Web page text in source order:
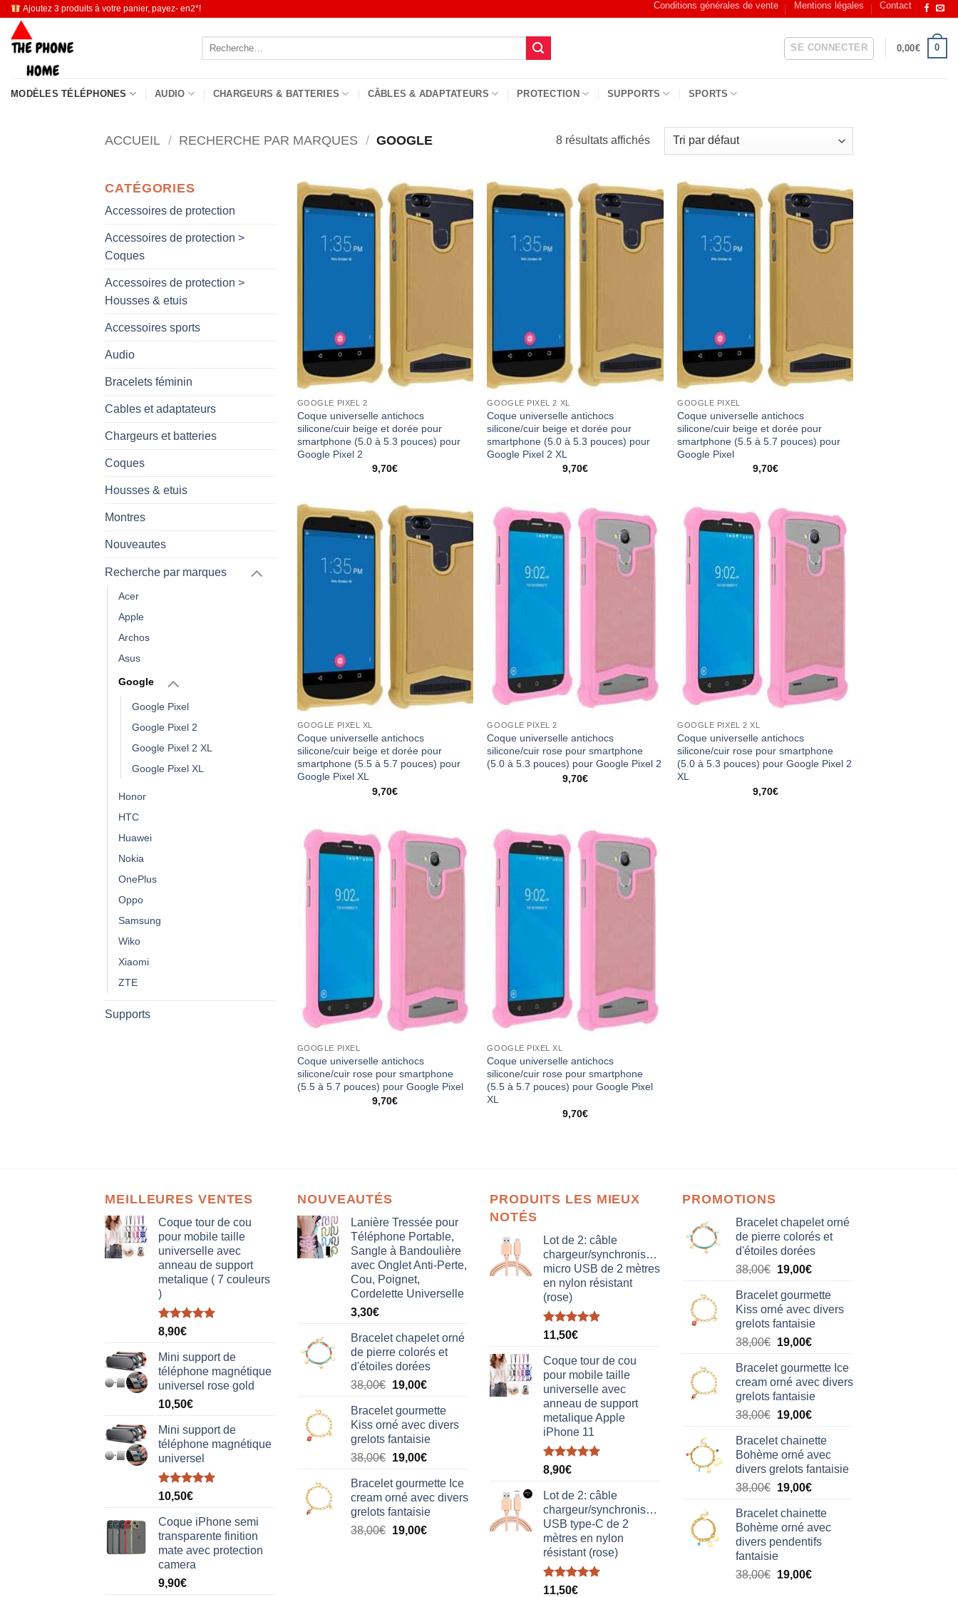
Passer
contenu
Ajoutez 3 produits à votre panier, payez- en2*! Conditions générales de vente Mentions légales Contact
Recherche
SE CONNECTER 0,00€ 0
MODÈLES TÉLÉPHONES AUDIO CHARGEURS & BATTERIES CÂBLES & ADAPTATEURS PROTECTION SUPPORTS SPORTS
ACCUEIL / RECHERCHE PAR MARQUES / GOOGLE 8 résultats affichés
CATÉGORIES
Accessoires de protection
Accessoires de protection >
Coques
Accessoires de protection >
Housses & etuis
Accessoires sports
Audio
Bracelets féminin
Cables et adaptateurs
Chargeurs et batteries
Coques
Housses & etuis
Montres
Nouveautes
Recherche par marques
Acer
Apple
Archos
Asus
Google
Google Pixel
Google Pixel 2
Google Pixel 2 XL
Google Pixel XL
Honor
HTC
Huawei
Nokia
OnePlus
Oppo
Samsung
Wiko
Xiaomi
ZTE
Supports
GOOGLE PIXEL 2
Coque universelle antichocs
silicone/cuir beige et dorée pour
smartphone (5.0 à 5.3 pouces) pour
Google Pixel 2
9,70€
GOOGLE PIXEL 2 XL
Coque universelle antichocs
silicone/cuir beige et dorée pour
smartphone (5.0 à 5.3 pouces) pour
Google Pixel 2 XL
9,70€
GOOGLE PIXEL
Coque universelle antichocs
silicone/cuir beige et dorée pour
smartphone (5.5 à 5.7 pouces) pour
Google Pixel
9,70€
GOOGLE PIXEL XL
Coque universelle antichocs
silicone/cuir beige et dorée pour
smartphone (5.5 à 5.7 pouces) pour
Google Pixel XL
9,70€
GOOGLE PIXEL 2
Coque universelle antichocs
silicone/cuir rose pour smartphone
(5.0 à 5.3 pouces) pour Google Pixel 2
9,70€
GOOGLE PIXEL 2 XL
Coque universelle antichocs
silicone/cuir rose pour smartphone
(5.0 à 5.3 pouces) pour Google Pixel 2
XL
9,70€
GOOGLE PIXEL
Coque universelle antichocs
silicone/cuir rose pour smartphone
(5.5 à 5.7 pouces) pour Google Pixel
9,70€
GOOGLE PIXEL XL
Coque universelle antichocs
silicone/cuir rose pour smartphone
(5.5 à 5.7 pouces) pour Google Pixel
XL
9,70€
MEILLEURES VENTES
Coque tour de cou
pour mobile taille
universelle avec
anneau de support
metalique ( 7 couleurs
)
Note5.00
8,90€
Mini support de
téléphone magnétique
universel rose gold
10,50€
Mini support de
téléphone magnétique
universel
Note5.00
10,50€
Coque iPhone semi
transparente finition
mate avec protection
camera
9,90€
NOUVEAUTÉS
Lanière Tressée pour
Téléphone Portable,
Sangle à Bandoulière
avec Onglet Anti-Perte,
Cou, Poignet,
Cordelette Universelle
3,30€
Bracelet chapelet orné
de pierre colorés et
d'étoiles dorées
38,00€ Le
initial
était :
38,00€.
19,00€Le
actuel
est :
19,00€.
Bracelet gourmette
Kiss orné avec divers
grelots fantaisie
38,00€ Le
initial
était :
38,00€.
19,00€Le
actuel
est :
19,00€.
Bracelet gourmette Ice
cream orné avec divers
grelots fantaisie
38,00€ Le
19,00€Le
PRODUITS LES MIEUX
NOTÉS
Lot de 2: câble
chargeur/synchronisation
micro USB de 2 mètres
en nylon résistant
(rose)
Note5.00
11,50€
Coque tour de cou
pour mobile taille
universelle avec
anneau de support
metalique Apple
iPhone 11
Note5.00
8,90€
Lot de 2: câble
chargeur/synchronisation
USB type-C de 2
mètres en nylon
résistant (rose)
Note5.00
11,50€
PROMOTIONS
Bracelet chapelet orné
de pierre colorés et
d'étoiles dorées
38,00€ Le
initial
était :
38,00€.
19,00€Le
actuel
est :
19,00€.
Bracelet gourmette
Kiss orné avec divers
grelots fantaisie
38,00€ Le
initial
était :
38,00€.
19,00€Le
actuel
est :
19,00€.
Bracelet gourmette Ice
cream orné avec divers
grelots fantaisie
38,00€ Le
initial
était :
38,00€.
19,00€Le
actuel
est :
19,00€.
Bracelet chainette
Bohème orné avec
divers grelots fantaisie
38,00€ Le
initial
était :
38,00€.
19,00€Le
actuel
est :
19,00€.
Bracelet chainette
Bohème orné avec
divers pendentifs
fantaisie
38,00€ Le
19,00€Le